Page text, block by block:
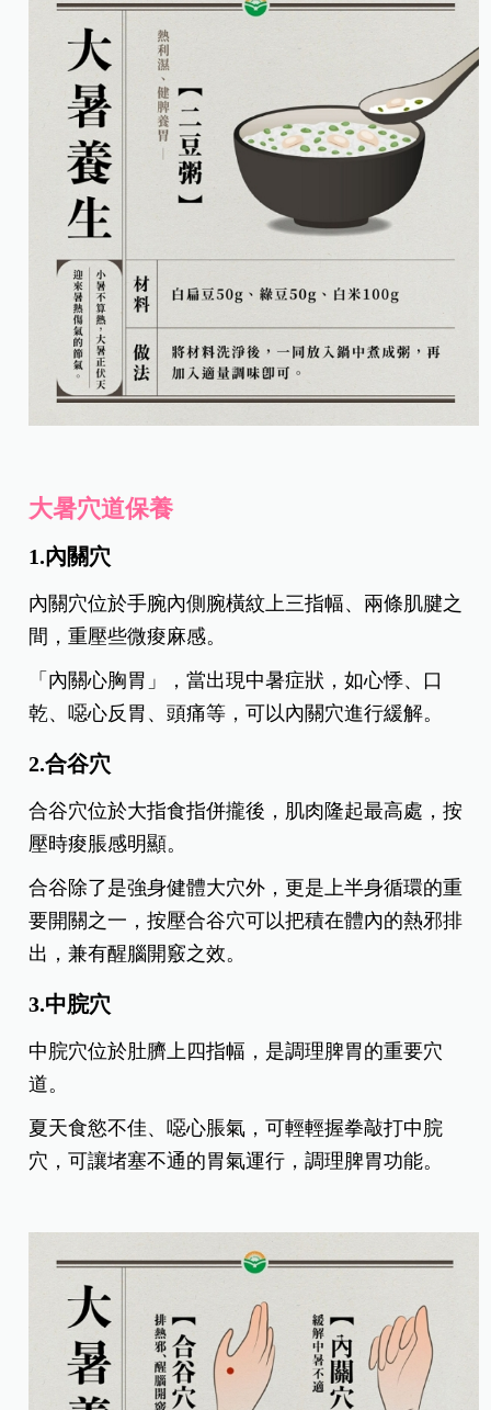
大暑穴道保養
1.內關穴
內關穴位於手腕內側腕橫紋上三指幅、兩條肌腱之
間，重壓些微痠麻感。
「內關心胸胃」，當出現中暑症狀，如心悸、口
乾、噁心反胃、頭痛等，可以內關穴進行緩解。
2.合谷穴
合谷穴位於大指食指併攏後，肌肉隆起最高處，按
壓時痠脹感明顯。
合谷除了是強身健體大穴外，更是上半身循環的重
要開關之一，按壓合谷穴可以把積在體內的熱邪排
出，兼有醒腦開竅之效。
3.中脘穴
中脘穴位於肚臍上四指幅，是調理脾胃的重要穴
道。
夏天食慾不佳、噁心脹氣，可輕輕握拳敲打中脘
穴，可讓堵塞不通的胃氣運行，調理脾胃功能。